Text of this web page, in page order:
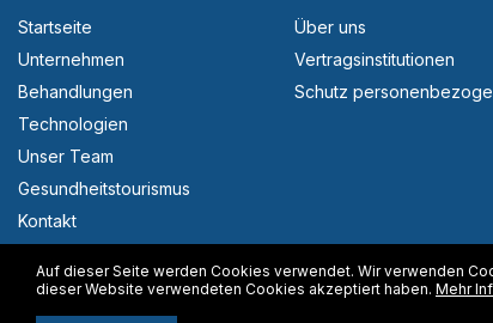
Startseite
Unternehmen
Behandlungen
Technologien
Unser Team
Gesundheitstourismus
Kontakt
Über uns
Vertragsinstitutionen
Schutz
Auf dieser Seite werden Cookies verwendet. Wir verwenden
dieser Website verwendeten Cookies akzeptiert haben. Mehr